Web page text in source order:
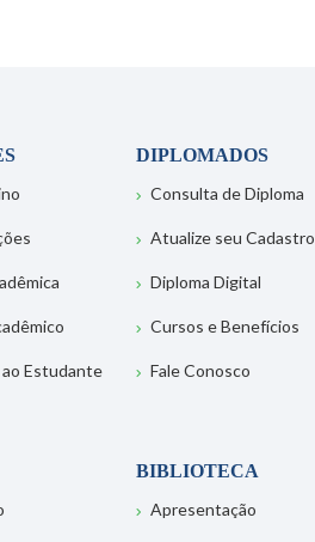
Estudante
DIPLOMADOS
Consulta de Diploma
Atualize seu Cadastro
Diploma Digital
Cursos e Benefícios
Fale Conosco
BIBLIOTECA
Apresentação